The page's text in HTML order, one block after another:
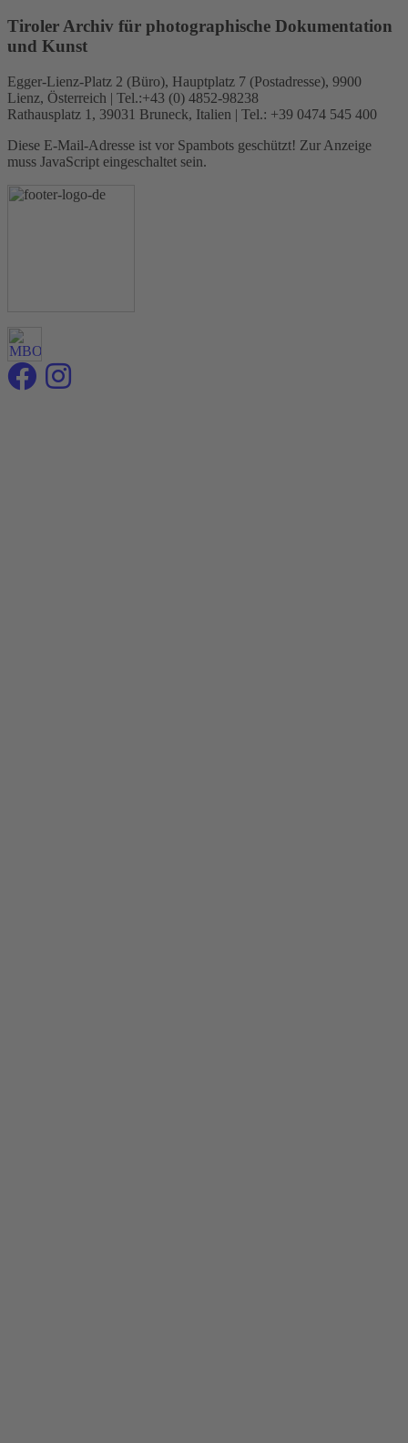
Tiroler Archiv für photographische Dokumentation
und Kunst
Egger-Lienz-Platz 2 (Büro), Hauptplatz 7 (Postadresse), 9900
Lienz, Österreich | Tel.:+43 (0) 4852-98238
Rathausplatz 1, 39031 Bruneck, Italien | Tel.: +39 0474 545 400
Diese E-Mail-Adresse ist vor Spambots geschützt! Zur Anzeige
muss JavaScript eingeschaltet sein.